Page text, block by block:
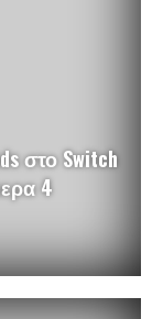
στο Switch
4